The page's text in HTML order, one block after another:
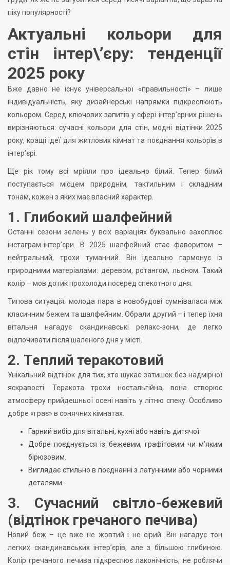
піку популярності?
Актуальні кольори для
стін інтер\’єру: тенденції
2025 року
Вже давно не існує універсальної «правильності» – лише
індивідуальність, яку дизайнерські напрямки підкреслюють
кольором. Серед ключових запитів у сфері інтер’єрних рішень
вирізняються: сучасні кольори для стін, модні відтінки 2025
року, кращі ідеї для житлових кімнат та поєднання кольорів в
інтер’єрі.
Ще рік тому всі мріяли про ідеально білий. Тепер білий
поступається місцем природнім, тактильним і складним
тонам, кожен з яких має власний характер.
1. Глибокий шалфейний
Останні сезони зелень у всіх варіаціях буквально захоплює
інстаграм-інтер’єри. В 2025 шалфейний стає фаворитом –
нейтральний, трохи туманний. Він ідеально гармонує із
природними матеріалами: деревом, ротангом, льоном. Такий
колір – мов дотик прохолоди посеред спекотного дня.
Типова ситуація: молода пара в новобудові сумнівалася між
класичним бежем та шалфейним. Обрали другий – і тепер їхня
вітальня нагадує скандинавські релакс-зони, де легко
відпочивати після шаленого дня у місті.
2. Теплий теракотовий
Унікальний відтінок для тих, хто шукає затишок без надмірної
яскравості. Теракота трохи ностальгійна, вона створює
атмосферу прийдешньої осені навіть у літню спеку. Особливо
добре «грає» в сонячних кімнатах.
Гарний вибір для вітальні, кухні або навіть дитячої.
Добре поєднується із бежевим, графітовим чи м’яким
бірюзовим.
Виглядає стильно в поєднанні з латунними або чорними
деталями.
3. Сучасний світло-бежевий
(відтінок гречаного печива)
Новий беж – це вже не жовтий і не сірий. Він нагадує тон
легких скандинавських інтер’єрів, але з більшою глибиною.
Колір гречаного печива підкреслює лаконічність, не роблячи